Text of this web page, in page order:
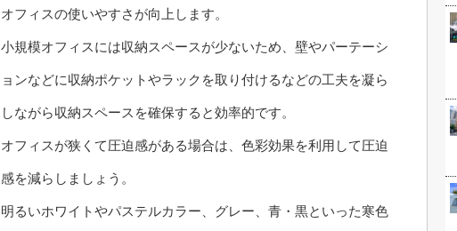
オフィスの使いやすさが向上します。
小規模オフィスには収納スペースが少ないため、壁やパーテーシ
ョンなどに収納ポケットやラックを取り付けるなどの工夫を凝ら
しながら収納スペースを確保すると効率的です。
オフィスが狭くて圧迫感がある場合は、色彩効果を利用して圧迫
感を減らしましょう。
明るいホワイトやパステルカラー、グレー、青・黒といった寒色